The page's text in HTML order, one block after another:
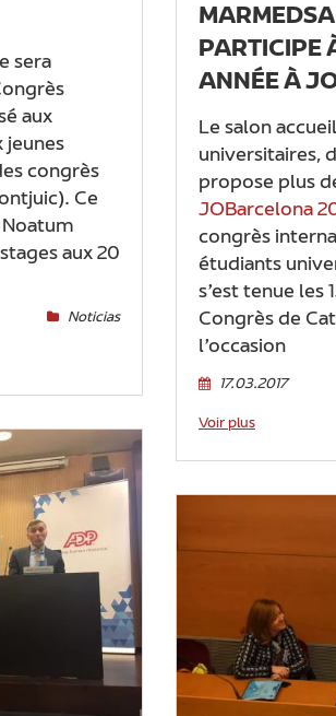
sera
aux
jeunes
congrès
Ce
aux 20
Noticias
PARTICIPE
ANNÉE À
Le salon
universitaires,
propose plus
JOBarcelona
congrès
étudiants
s’est tenue les
Congrès de
l’occasion
17.03.2017
Voir plus